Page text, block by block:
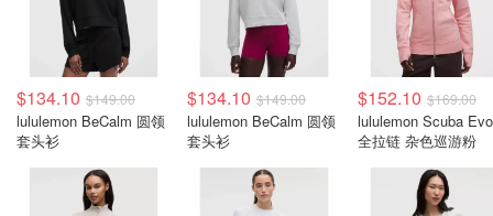
$134.10 $149.00
lululemon BeCalm 圆领
套头衫
$134.10 $149.00
lululemon BeCalm 圆领
套头衫
$152.10 $169.00
lululemon Scuba
全拉链 杂色巡游粉